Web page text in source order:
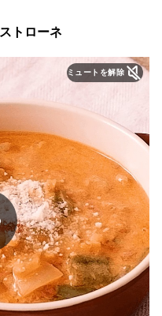
トローネ
ミュートを解除